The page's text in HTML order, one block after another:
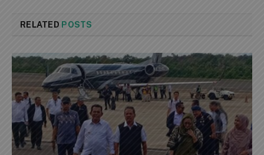
RELATED POSTS